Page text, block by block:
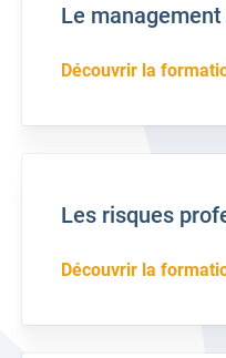
Le
Découvrir la
Les risques
Découvrir la